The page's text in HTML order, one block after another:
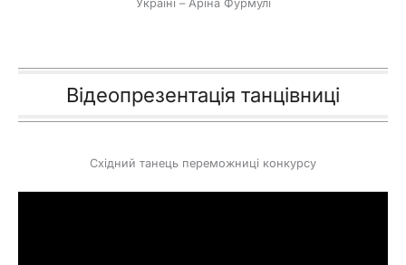
Україні – Аріна Фурмулі
Відеопрезентація танцівниці
Східний танець переможниці конкурсу